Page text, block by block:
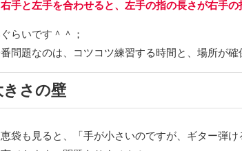
手と左手を合わせると、左手の指の長さが右手
らいです＾＾；
問題なのは、コツコツ練習する時間と、場所が確
さの壁
袋も見ると、「手が小さいのですが、ギター弾け